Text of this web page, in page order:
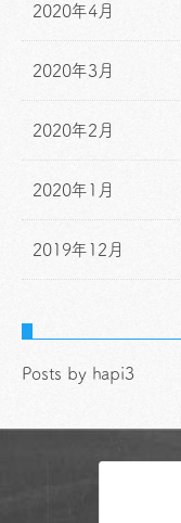
2020年4月
2020年3月
2020年2月
2020年1月
2019年12月
Posts by hapi3